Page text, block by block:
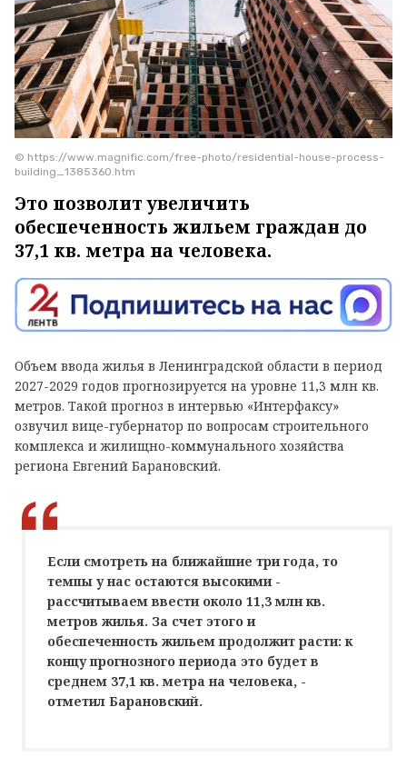
© https://www.magnific.com/free-photo/residential-house-process-
building_1385360.htm
Это позволит увеличить
обеспеченность жильем граждан до
37,1 кв. метра на человека.
Объем ввода жилья в Ленинградской области в период
2027-2029 годов прогнозируется на уровне 11,3 млн кв.
метров. Такой прогноз в интервью «Интерфаксу»
озвучил вице-губернатор по вопросам строительного
комплекса и жилищно-коммунального хозяйства
региона Евгений Барановский.
Если смотреть на ближайшие три года, то
темпы у нас остаются высокими -
рассчитываем ввести около 11,3 млн кв.
метров жилья. За счет этого и
обеспеченность жильем продолжит расти: к
концу прогнозного периода это будет в
среднем 37,1 кв. метра на человека, -
отметил Барановский.